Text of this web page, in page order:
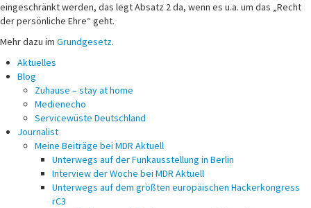
eingeschränkt werden, das legt Absatz 2 da, wenn es u.a. um das „Recht
der persönliche Ehre“ geht.
Mehr dazu im Grundgesetz.
Aktuelles
Blog
Zuhause – stay at home
Medienecho
Servicewüste Deutschland
Journalist
Meine Beiträge bei MDR Aktuell
Unterwegs auf der Funkausstellung in Berlin
Interview der Woche bei MDR Aktuell
Unterwegs auf dem größten europäischen Hackerkongress
rC3